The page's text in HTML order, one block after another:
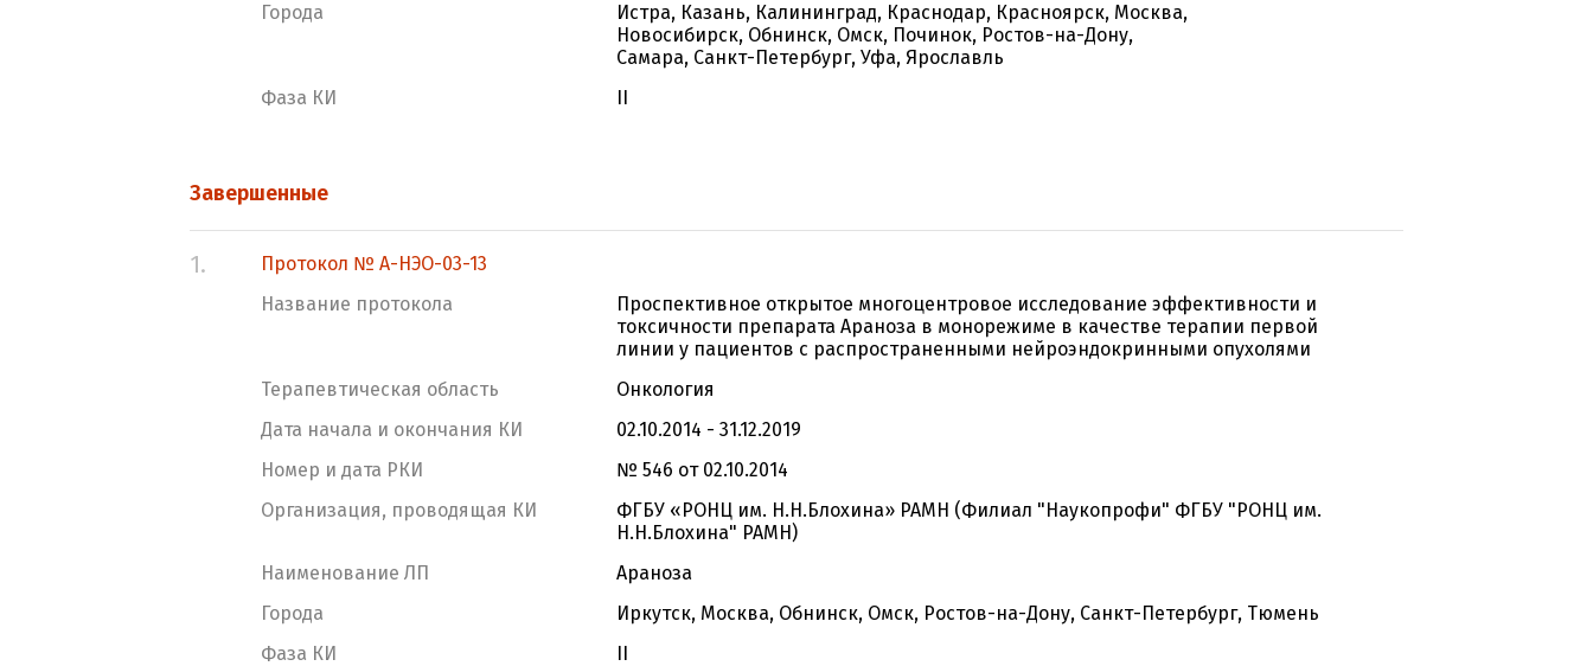
Города
Истра, Казань, Калининград, Краснодар, Красноярск, Москва,
Новосибирск, Обнинск, Омск, Починок, Ростов-на-Дону,
Самара, Санкт-Петербург, Уфа, Ярославль
Фаза КИ
II
Завершенные
1.
Протокол № А-НЭО-03-13
Название протокола
Проспективное открытое многоцентровое исследование эффективности и
токсичности препарата Араноза в монорежиме в качестве терапии первой
линии у пациентов с распространенными нейроэндокринными опухолями
Терапевтическая область
Онкология
Дата начала и окончания КИ
02.10.2014 - 31.12.2019
Номер и дата РКИ
№ 546 от 02.10.2014
Организация, проводящая КИ
ФГБУ «РОНЦ им. Н.Н.Блохина» РАМН (Филиал "Наукопрофи" ФГБУ "РОНЦ им.
Н.Н.Блохина" РАМН)
Наименование ЛП
Араноза
Города
Иркутск, Москва, Обнинск, Омск, Ростов-на-Дону, Санкт-Петербург, Тюмень
Фаза КИ
II